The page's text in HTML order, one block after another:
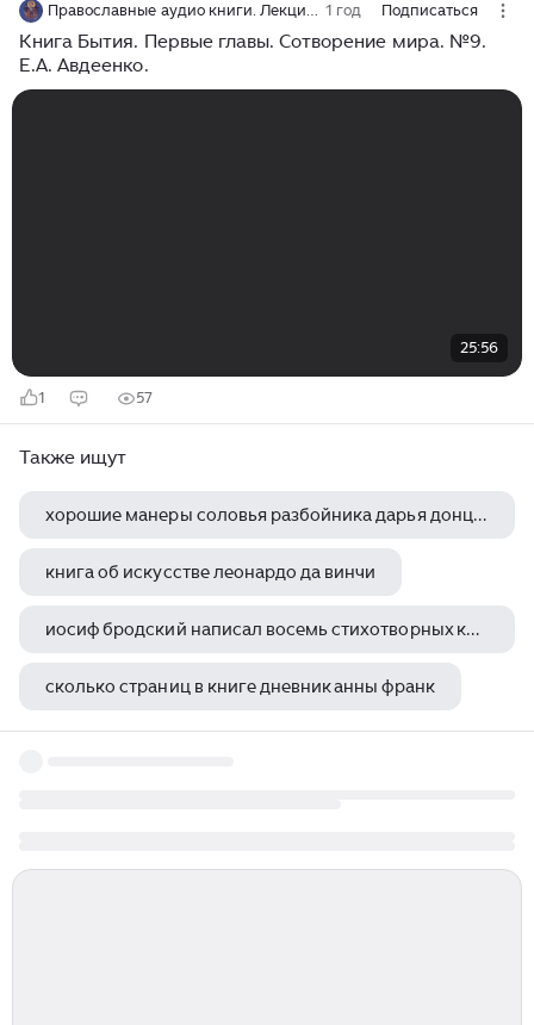
Православные аудио книги. Лекции, поучений и наставления. 1 год Подписаться
Книга Бытия. Первые главы. Сотворение мира. №9.
Е.А. Авдеенко.
25:56
1 57
Также ищут
хорошие манеры соловья разбойника дарья донцова
книга об искусстве леонардо да винчи
иосиф бродский написал восемь стихотворных книг
сколько страниц в книге дневник анны франк